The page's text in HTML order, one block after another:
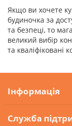
Якщо ви хочете
будиночка за
та безпеці, то
великий вибір
та кваліфіковані
Інформація
Служба